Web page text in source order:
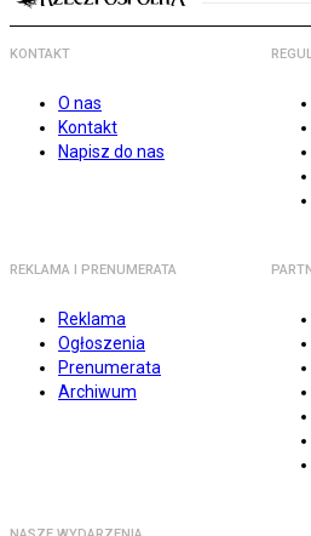
KONTAKT
O nas
Kontakt
Napisz do nas
REKLAMA I PRENUMERATA
Reklama
Ogłoszenia
Prenumerata
Archiwum